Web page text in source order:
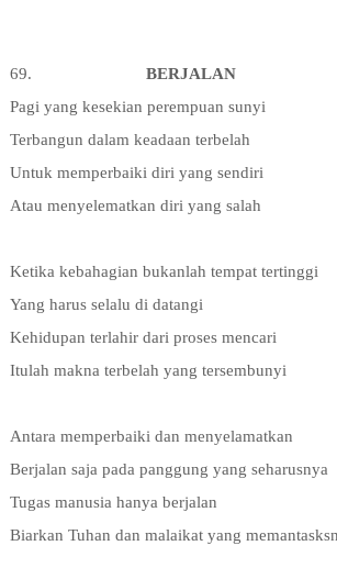
69.
BERJALAN
Pagi yang kesekian perempuan sunyi
Terbangun dalam keadaan terbelah
Untuk memperbaiki diri yang sendiri
Atau menyelematkan diri yang salah
Ketika kebahagian bukanlah tempat tertinggi
Yang harus selalu di datangi
Kehidupan terlahir dari proses mencari
Itulah makna terbelah yang tersembunyi
Antara memperbaiki dan menyelamatkan
Berjalan saja pada panggung yang seharusnya
Tugas manusia hanya berjalan
Biarkan Tuhan dan malaikat yang